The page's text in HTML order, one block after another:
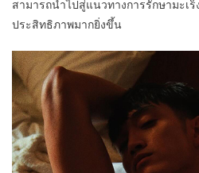
สามารถนำไปสู่แนวทางการรักษามะเ
ประสิทธิภาพมากยิ่งขึ้น